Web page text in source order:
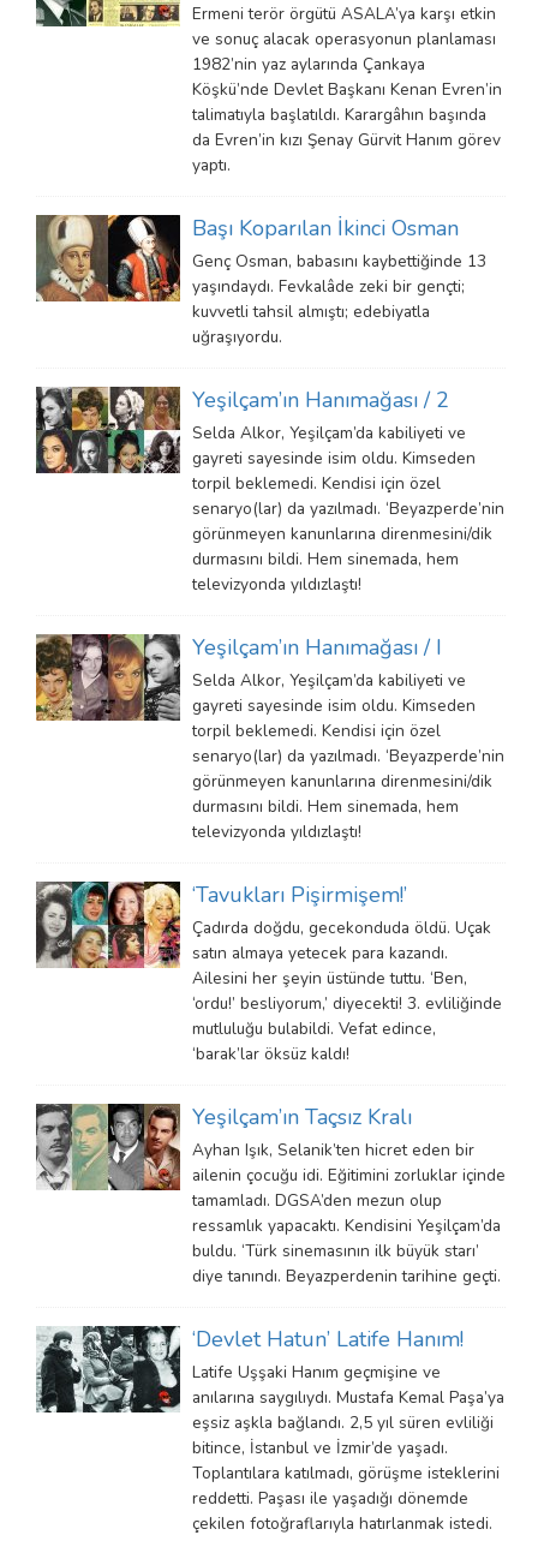
Ermeni terör örgütü ASALA’ya karşı etkin
ve sonuç alacak operasyonun planlaması
1982’nin yaz aylarında Çankaya
Köşkü’nde Devlet Başkanı Kenan Evren’in
talimatıyla başlatıldı. Karargâhın başında
da Evren’in kızı Şenay Gürvit Hanım görev
yaptı.
Başı Koparılan İkinci Osman
Genç Osman, babasını kaybettiğinde 13
yaşındaydı. Fevkalâde zeki bir gençti;
kuvvetli tahsil almıştı; edebiyatla
uğraşıyordu.
Yeşilçam’ın Hanımağası / 2
Selda Alkor, Yeşilçam’da kabiliyeti ve
gayreti sayesinde isim oldu. Kimseden
torpil beklemedi. Kendisi için özel
senaryo(lar) da yazılmadı. ‘Beyazperde’nin
görünmeyen kanunlarına direnmesini/dik
durmasını bildi. Hem sinemada, hem
televizyonda yıldızlaştı!
Yeşilçam’ın Hanımağası / I
Selda Alkor, Yeşilçam’da kabiliyeti ve
gayreti sayesinde isim oldu. Kimseden
torpil beklemedi. Kendisi için özel
senaryo(lar) da yazılmadı. ‘Beyazperde’nin
görünmeyen kanunlarına direnmesini/dik
durmasını bildi. Hem sinemada, hem
televizyonda yıldızlaştı!
‘Tavukları Pişirmişem!’
Çadırda doğdu, gecekonduda öldü. Uçak
satın almaya yetecek para kazandı.
Ailesini her şeyin üstünde tuttu. ‘Ben,
‘ordu!’ besliyorum,’ diyecekti! 3. evliliğinde
mutluluğu bulabildi. Vefat edince,
‘barak’lar öksüz kaldı!
Yeşilçam’ın Taçsız Kralı
Ayhan Işık, Selanik’ten hicret eden bir
ailenin çocuğu idi. Eğitimini zorluklar içinde
tamamladı. DGSA’den mezun olup
ressamlık yapacaktı. Kendisini Yeşilçam’da
buldu. ‘Türk sinemasının ilk büyük starı’
diye tanındı. Beyazperdenin tarihine geçti.
‘Devlet Hatun’ Latife Hanım!
Latife Uşşaki Hanım geçmişine ve
anılarına saygılıydı. Mustafa Kemal Paşa’ya
eşsiz aşkla bağlandı. 2,5 yıl süren evliliği
bitince, İstanbul ve İzmir’de yaşadı.
Toplantılara katılmadı, görüşme isteklerini
reddetti. Paşası ile yaşadığı dönemde
çekilen fotoğraflarıyla hatırlanmak istedi.